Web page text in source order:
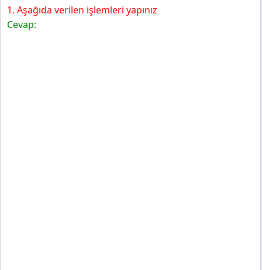
1. Aşağıda verilen işlemleri yapınız
Cevap: